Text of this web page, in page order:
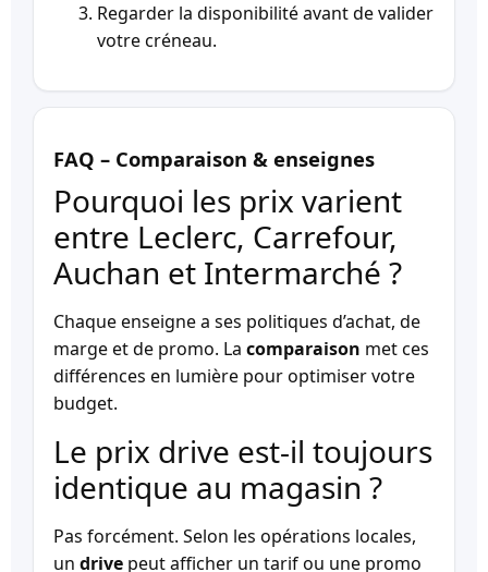
Regarder la disponibilité avant de valider
votre créneau.
FAQ – Comparaison & enseignes
Pourquoi les prix varient
entre Leclerc, Carrefour,
Auchan et Intermarché ?
Chaque enseigne a ses politiques d’achat, de
marge et de promo. La comparaison met ces
différences en lumière pour optimiser votre
budget.
Le prix drive est-il toujours
identique au magasin ?
Pas forcément. Selon les opérations locales,
un drive peut afficher un tarif ou une promo